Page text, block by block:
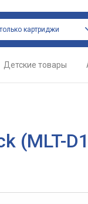
только картриджи
Детские товары
(MLT-